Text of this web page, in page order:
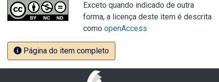
Exceto quando indicado de outra
forma, a licença deste item é descrita
como openAccess
Página do item completo